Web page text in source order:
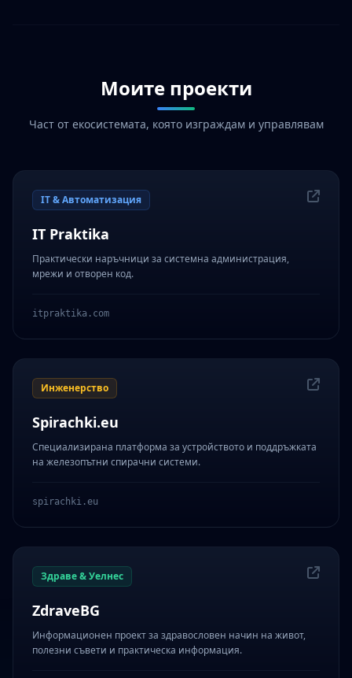
Моите проекти
Част от екосистемата, която изграждам и управлявам
IT & Автоматизация
IT Praktika
Практически наръчници за системна администрация,
мрежи и отворен код.
itpraktika.com
Инженерство
Spirachki.eu
Специализирана платформа за устройството и поддръжката
на железопътни спирачни системи.
spirachki.eu
Здраве & Уелнес
ZdraveBG
Информационен проект за здравословен начин на живот,
полезни съвети и практическа информация.